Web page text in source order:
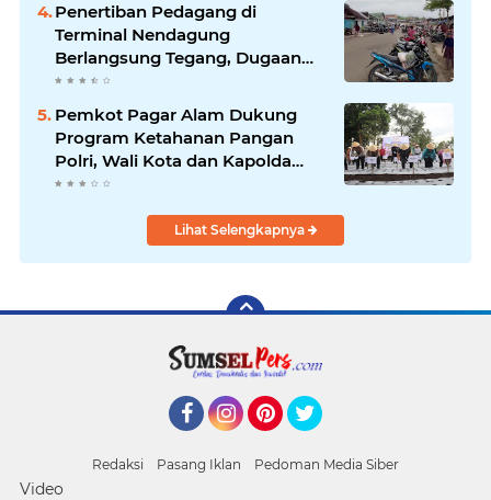
Penertiban Pedagang di
Terminal Nendagung
Berlangsung Tegang, Dugaan
Percobaan Pengeroyokan
Ditangani Polisi
Pemkot Pagar Alam Dukung
Program Ketahanan Pangan
Polri, Wali Kota dan Kapolda
Sumsel Tanam Perdana Bawang
Lihat Selengkapnya
Redaksi Pasang Iklan Pedoman Media Siber
Video